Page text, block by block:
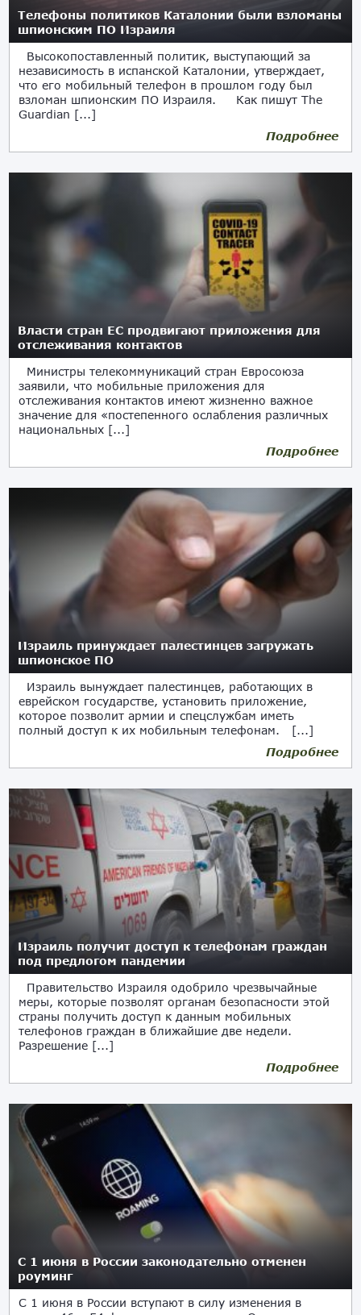
Телефоны политиков Каталонии были взломаны
шпионским ПО Израиля
Высокопоставленный политик, выступающий за
независимость в испанской Каталонии, утверждает,
что его мобильный телефон в прошлом году был
взломан шпионским ПО Израиля. Как пишут The
Guardian [...]
Подробнее
Власти стран ЕС продвигают приложения для
отслеживания контактов
Министры телекоммуникаций стран Евросоюза
заявили, что мобильные приложения для
отслеживания контактов имеют жизненно важное
значение для «постепенного ослабления различных
национальных [...]
Подробнее
Израиль принуждает палестинцев загружать
шпионское ПО
Израиль вынуждает палестинцев, работающих в
еврейском государстве, установить приложение,
которое позволит армии и спецслужбам иметь
полный доступ к их мобильным телефонам. [...]
Подробнее
Израиль получит доступ к телефонам граждан
под предлогом пандемии
Правительство Израиля одобрило чрезвычайные
меры, которые позволят органам безопасности этой
страны получить доступ к данным мобильных
телефонов граждан в ближайшие две недели.
Разрешение [...]
Подробнее
С 1 июня в России законодательно отменен
роуминг
С 1 июня в России вступают в силу изменения в